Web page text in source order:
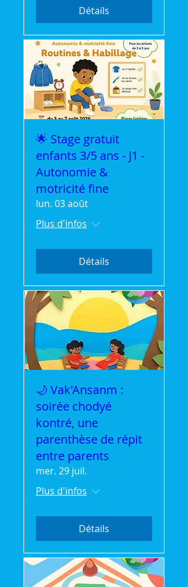
Détails
🌟 Stage gratuit
enfants 3/5 ans - J1 -
Autonomie &
motricité fine
lun. 03 août
Plus d'infos
Détails
🌙 Vak'Ansanm :
soirée chodyé
kontré, une
parenthèse de répit
entre parents
mer. 29 juil.
Plus d'infos
Détails